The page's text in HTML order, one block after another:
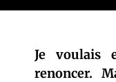
Je voulais
renoncer.